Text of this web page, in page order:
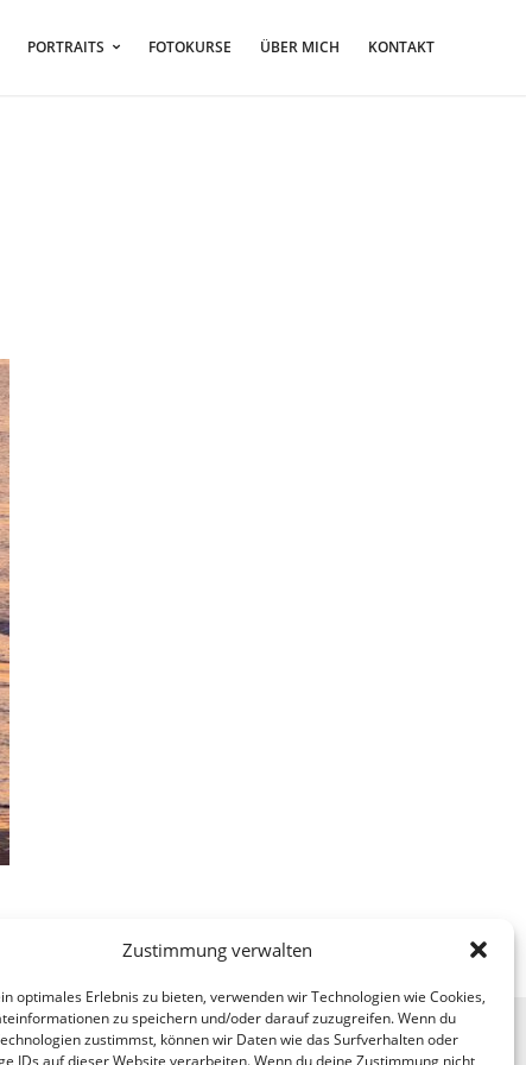
Zustimmung verwalten
optimales Erlebnis zu bieten, verwenden wir Technologien wie Cookies,
zu speichern und/oder darauf zuzugreifen. Wenn du
zustimmst, können wir Daten wie das Surfverhalten oder
IDs auf dieser Website verarbeiten. Wenn du deine Zustimmung nicht
PORTRAITS FOTOKURSE ÜBER MICH KONTAKT